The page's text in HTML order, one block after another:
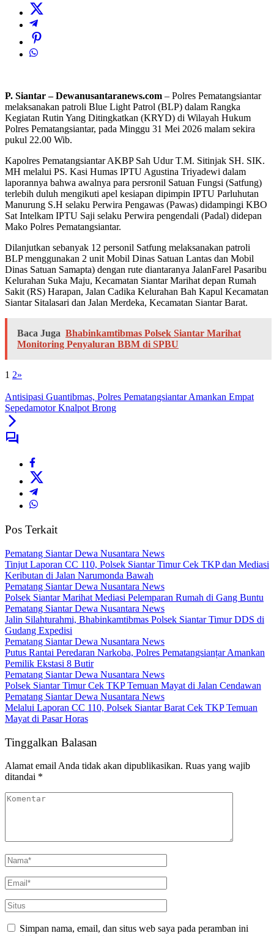
P. Siantar – Dewanusantaranews.com – Polres Pematangsiantar
melaksanakan patroli Blue Light Patrol (BLP) dalam Rangka
Kegiatan Rutin Yang Ditingkatkan (KRYD) di Wilayah Hukum
Polres Pematangsiantar, pada Minggu 31 Mei 2026 malam sekira
pukul 22.00 Wib.
Kapolres Pematangsiantar AKBP Sah Udur T.M. Sitinjak SH. SIK.
MH melalui PS. Kasi Humas IPTU Agustina Triyadewi dalam
laporannya bahwa awalnya para persronil Satuan Fungsi (Satfung)
terlebih duluh mengikuti apel kesiapan dipimpin IPTU Parluhutan
Manurung S.H selaku Perwira Pengawas (Pawas) didampingi KBO
Sat Intelkam IPTU Saji selaku Perwira pengendali (Padal) didepan
Mako Polres Pematangsiantar.
Dilanjutkan sebanyak 12 personil Satfung melaksanakan patroli
BLP menggunakan 2 unit Mobil Dinas Satuan Lantas dan Mobil
Dinas Satuan Samapta) dengan rute diantaranya JalanFarel Pasaribu
Kelurahan Suka Maju, Kecamatan Siantar Marihat depan Rumah
Sakit (RS) Harapan, Jalan Cadika Kelurahan Bah Kapul Kecamatan
Siantar Sitalasari dan Jalan Merdeka, Kecamatan Siantar Barat.
Baca Juga Bhabinkamtibmas Polsek Siantar Marihat
Monitoring Penyaluran BBM di SPBU
1 2»
Antisipasi Guantibmas, Polres Pematangsiantar Amankan Empat
Sepedamotor Knalpot Brong
Pos Terkait
Pematang Siantar Dewa Nusantara News
Tinjut Laporan CC 110, Polsek Siantar Timur Cek TKP dan Mediasi
Keributan di Jalan Narumonda Bawah
Pematang Siantar Dewa Nusantara News
Polsek Siantar Marihat Mediasi Pelemparan Rumah di Gang Buntu
Pematang Siantar Dewa Nusantara News
Jalin Silahturahmi, Bhabinkamtibmas Polsek Siantar Timur DDS di
Gudang Expedisi
Pematang Siantar Dewa Nusantara News
Putus Rantai Peredaran Narkoba, Polres Pematangsianțar Amankan
Pemilik Ekstasi 8 Butir
Pematang Siantar Dewa Nusantara News
Polsek Siantar Timur Cek TKP Temuan Mayat di Jalan Cendawan
Pematang Siantar Dewa Nusantara News
Melalui Laporan CC 110, Polsek Siantar Barat Cek TKP Temuan
Mayat di Pasar Horas
Tinggalkan Balasan
Alamat email Anda tidak akan dipublikasikan. Ruas yang wajib
ditandai *
Simpan nama, email, dan situs web saya pada peramban ini